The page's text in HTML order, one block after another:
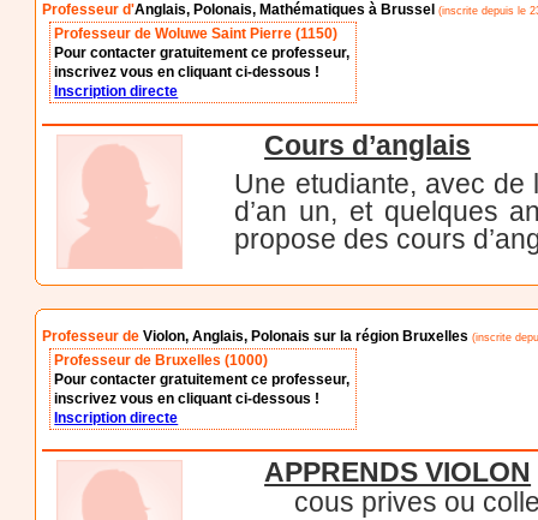
Professeur d'Anglais, Polonais, Mathématiques à Brussel (inscrite depuis le
Professeur de Woluwe Saint Pierre (1150)
Pour contacter gratuitement ce professeur,
inscrivez vous en cliquant ci-dessous !
Inscription directe
Cours d’anglais
Une etudiante, avec de
d’an un, et quelques
propose des cours
Professeur deViolon, Anglais, Polonais sur la région Bruxelles (inscrite
Professeur de Bruxelles (1000)
Pour contacter gratuitement ce professeur,
inscrivez vous en cliquant ci-dessous !
Inscription directe
APPRENDS VIOLON
cous prives ou